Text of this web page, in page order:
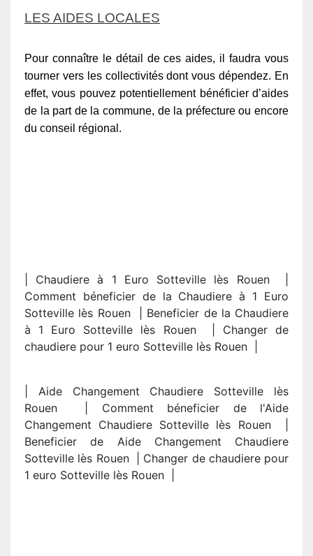
LES AIDES LOCALES
Pour connaître le détail de ces aides, il faudra vous
tourner vers les collectivités dont vous dépendez. En
effet, vous pouvez potentiellement bénéficier d’aides
de la part de la commune, de la préfecture ou encore
du conseil régional.
| Chaudiere à 1 Euro Sotteville lès Rouen |
Comment béneficier de la Chaudiere à 1 Euro
Sotteville lès Rouen | Beneficier de la Chaudiere
à 1 Euro Sotteville lès Rouen | Changer de
chaudiere pour 1 euro Sotteville lès Rouen |
| Aide Changement Chaudiere Sotteville lès
Rouen | Comment béneficier de l'Aide
Changement Chaudiere Sotteville lès Rouen |
Beneficier de Aide Changement Chaudiere
Sotteville lès Rouen | Changer de chaudiere pour
1 euro Sotteville lès Rouen |